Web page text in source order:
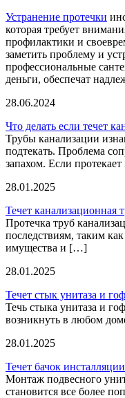
Устранение протечки
которая требует
профилактики и
заметить проблему и
профессиональные
деньги, обеспечат
28.06.2024
Что делать если течет
Трубы канализации
подтекать. Проблема
запахом. Если
28.01.2025
Течет канализационная
Протечка труб
последствиям, таким
имущества и […]
28.01.2025
Течет стык унитаза и
Течь стыка унитаза и
возникнуть в любом
28.01.2025
Течет бачок
Монтаж подвесного
становится все более